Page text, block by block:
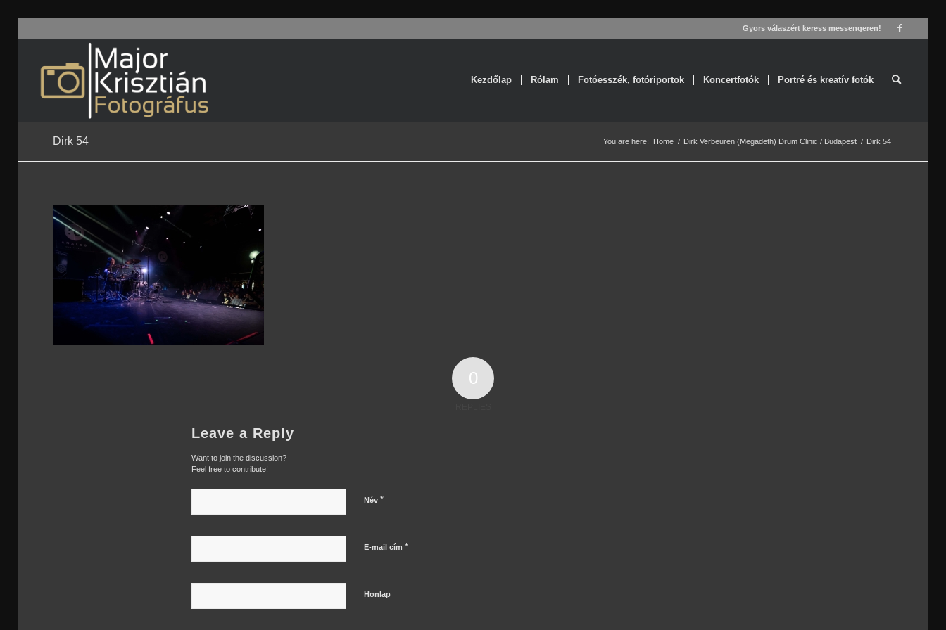
Gyors válaszért keress messengeren!
Kezdőlap Rólam Fotóesszék, fotóriportok Koncertfotók Portré és kreatív fotók
Dirk 54 You are here: Home / Dirk Verbeuren (Megadeth) Drum Clinic / Budapest / Dirk 54
0
Leave a Reply
Want to join the discussion?
Feel free to contribute!
Név *
E-mail cím *
Honlap